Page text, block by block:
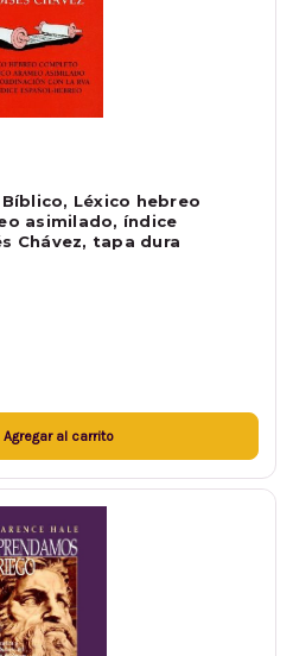
Léxico hebreo
asimilado, índice
Chávez, tapa dura
Agregar al carrito